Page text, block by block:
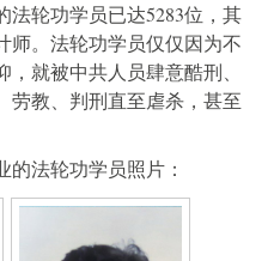
法轮功学员已达5283位，其
师。法轮功学员仅仅因为不
就被中共人员肆意酷刑、
劳教、判刑直至虐杀，甚至
法轮功学员照片：